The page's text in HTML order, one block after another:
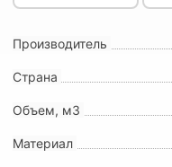
Производитель
Страна
Объем, м3
Материал